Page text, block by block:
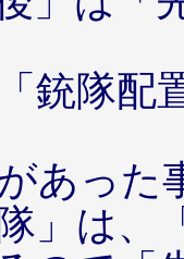
銃隊配
あった
」は、